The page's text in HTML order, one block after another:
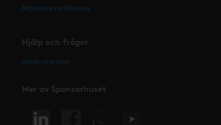
Registrera ny förening
Hjälp och frågor
Skapa ett ärende
Mer av Sponsorhuset